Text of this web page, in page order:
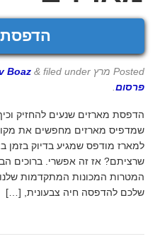
Posted מרץ 24th, 2019 Boaz & filed under
פרסום
הדפסת מארזים שנעים להחזיק
שמדפיס מארזים מחפשים את
למארז מודפס שמגיע בדיוק בזמן
שרציתם? אז זה אפשרי. ברוכים
המטרות המכונות המתקדמות שלנו
שלכם להדפסה חיה צבעונית, […]